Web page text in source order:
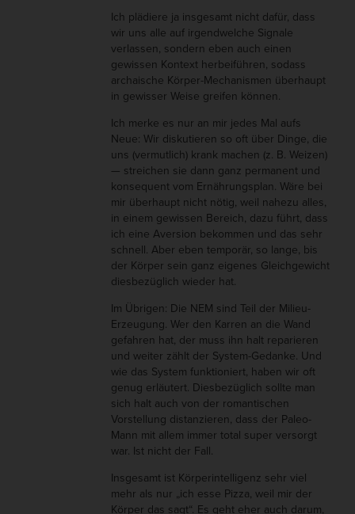
Ich plädiere ja insgesamt nicht dafür, dass
wir uns alle auf irgendwelche Signale
verlassen, sondern eben auch einen
gewissen Kontext herbeiführen, sodass
archaische Körper-Mechanismen überhaupt
in gewisser Weise greifen können.
Ich merke es nur an mir jedes Mal aufs
Neue: Wir diskutieren so oft über Dinge, die
uns (vermutlich) krank machen (z. B. Weizen)
— streichen sie dann ganz permanent und
konsequent vom Ernährungsplan. Wäre bei
mir überhaupt nicht nötig, weil nahezu alles,
in einem gewissen Bereich, dazu führt, dass
ich eine Aversion bekommen und das sehr
schnell. Aber eben temporär, so lange, bis
der Körper sein ganz eigenes Gleichgewicht
diesbezüglich wieder hat.
Im Übrigen: Die NEM sind Teil der Milieu-
Erzeugung. Wer den Karren an die Wand
gefahren hat, der muss ihn halt reparieren
und weiter zählt der System-Gedanke. Und
wie das System funktioniert, haben wir oft
genug erläutert. Diesbezüglich sollte man
sich halt auch von der romantischen
Vorstellung distanzieren, dass der Paleo-
Mann mit allem immer total super versorgt
war. Ist nicht der Fall.
Insgesamt ist Körperintelligenz sehr viel
mehr als nur „ich esse Pizza, weil mir der
Körper das sagt“. Es geht eher auch darum,